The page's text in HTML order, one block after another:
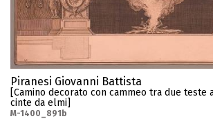
Piranesi Giovanni Battista
[Camino decorato con cammeo tra due teste
cinte da elmi]
M-1400_891b